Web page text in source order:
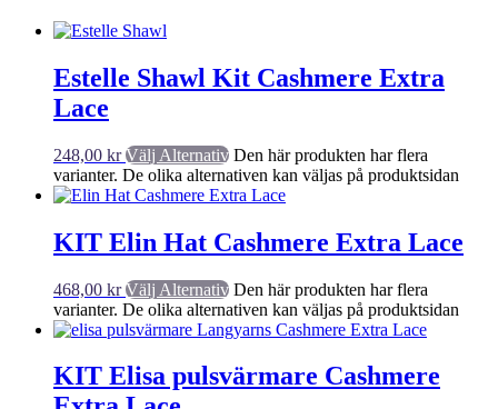
Estelle Shawl Kit Cashmere Extra
Lace
248,00 kr Välj Alternativ Den här produkten har flera
varianter. De olika alternativen kan väljas på produktsidan
KIT Elin Hat Cashmere Extra Lace
468,00 kr Välj Alternativ Den här produkten har flera
varianter. De olika alternativen kan väljas på produktsidan
KIT Elisa pulsvärmare Cashmere